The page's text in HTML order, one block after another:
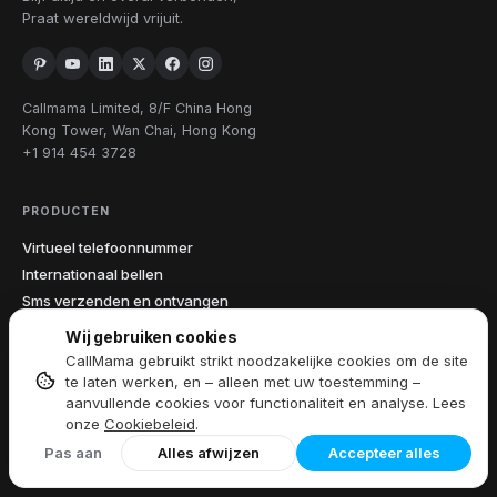
Praat wereldwijd vrijuit.
Callmama Limited, 8/F China Hong
Kong Tower, Wan Chai, Hong Kong
+1 914 454 3728
PRODUCTEN
Virtueel telefoonnummer
Internationaal bellen
Sms verzenden en ontvangen
App downloaden
FUNCTIES
Alle functies
Opname van gesprekken
Wij gebruiken cookies
CallMama gebruikt strikt noodzakelijke cookies om de site
te laten werken, en – alleen met uw toestemming –
aanvullende cookies voor functionaliteit en analyse. Lees
onze Cookiebeleid.
Pas aan
Alles afwijzen Accepteer alles